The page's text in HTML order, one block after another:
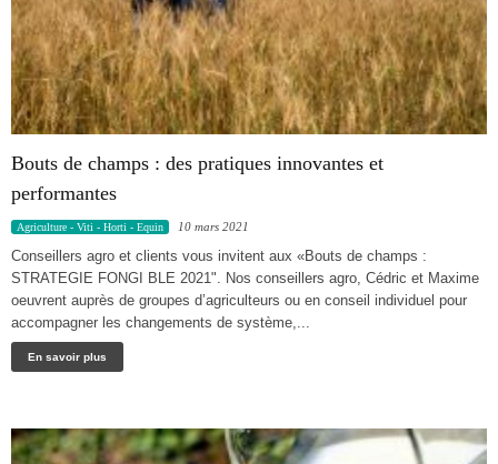
Bouts de champs : des pratiques innovantes et
performantes
Agriculture - Viti - Horti - Equin 10 mars 2021
Conseillers agro et clients vous invitent aux «Bouts de champs :
STRATEGIE FONGI BLE 2021". Nos conseillers agro, Cédric et Maxime
oeuvrent auprès de groupes d’agriculteurs ou en conseil individuel pour
accompagner les changements de système,...
En savoir plus